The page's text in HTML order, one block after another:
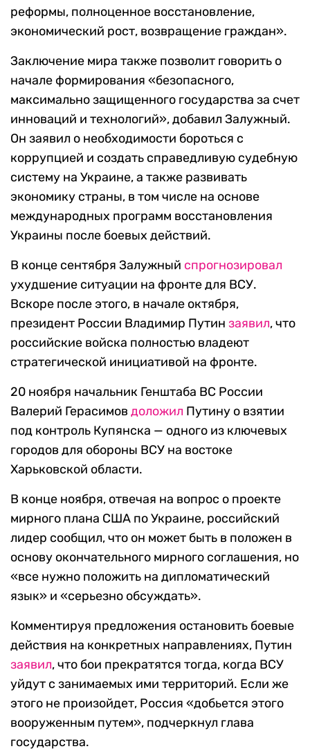
реформы, полноценное восстановление,
экономический рост, возвращение граждан».
Заключение мира также позволит говорить о
начале формирования «безопасного,
максимально защищенного государства за счет
инноваций и технологий», добавил Залужный.
Он заявил о необходимости бороться с
коррупцией и создать справедливую судебную
систему на Украине, а также развивать
экономику страны, в том числе на основе
международных программ восстановления
Украины после боевых действий.
В конце сентября Залужный спрогнозировал
ухудшение ситуации на фронте для ВСУ.
Вскоре после этого, в начале октября,
президент России Владимир Путин заявил, что
российские войска полностью владеют
стратегической инициативой на фронте.
20 ноября начальник Генштаба ВС России
Валерий Герасимов доложил Путину о взятии
под контроль Купянска — одного из ключевых
городов для обороны ВСУ на востоке
Харьковской области.
В конце ноября, отвечая на вопрос о проекте
мирного плана США по Украине, российский
лидер сообщил, что он может быть в положен в
основу окончательного мирного соглашения, но
«все нужно положить на дипломатический
язык» и «серьезно обсуждать».
Комментируя предложения остановить боевые
действия на конкретных направлениях, Путин
заявил, что бои прекратятся тогда, когда ВСУ
уйдут с занимаемых ими территорий. Если же
этого не произойдет, Россия «добьется этого
вооруженным путем», подчеркнул глава
государства.